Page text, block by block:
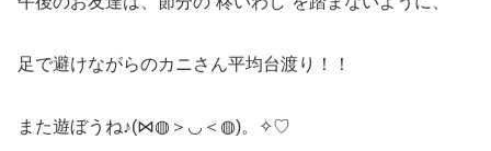
足で避けながらのカニさん平均台渡り！！
また遊ぼうね♪(⋈◍＞◡＜◍)。✧♡